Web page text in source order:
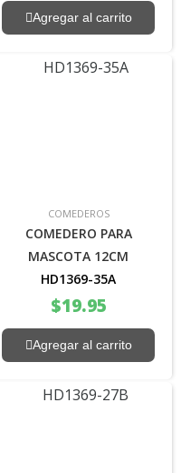
Agregar al carrito
COMEDEROS
COMEDERO PARA
MASCOTA 12CM
HD1369-35A
$19.95
Agregar al carrito